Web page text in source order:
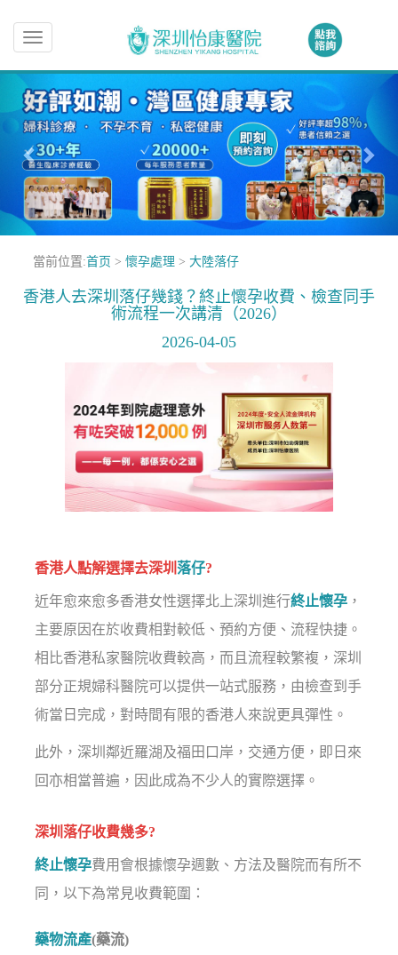
Toggle
navigation
當前位置:首页 > 懷孕處理 > 大陸落仔
香港人去深圳落仔幾錢？終止懷孕收費、檢查同手
術流程一次講清（2026）
2026-04-05
香港人點解選擇去深圳落仔?
近年愈來愈多香港女性選擇北上深圳進行終止懷孕 ，
主要原因在於收費相對較低、預約方便、流程快捷。
相比香港私家醫院收費較高，而且流程較繁複，深圳
部分正規婦科醫院可以提供一站式服務，由檢查到手
術當日完成，對時間有限的香港人來說更具彈性。
此外，深圳鄰近羅湖及福田口岸，交通方便，即日來
回亦相當普遍，因此成為不少人的實際選擇。
深圳落仔收費幾多?
終止懷孕費用會根據懷孕週數、方法及醫院而有所不
同，以下為常見收費範圍：
藥物流產(藥流)